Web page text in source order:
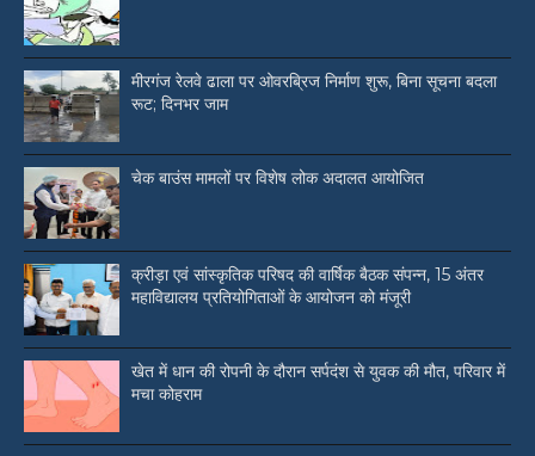
मीरगंज रेलवे ढाला पर ओवरब्रिज निर्माण शुरू, बिना सूचना बदला
रूट; दिनभर जाम
चेक बाउंस मामलों पर विशेष लोक अदालत आयोजित
क्रीड़ा एवं सांस्कृतिक परिषद की वार्षिक बैठक संपन्न, 15 अंतर
महाविद्यालय प्रतियोगिताओं के आयोजन को मंजूरी
खेत में धान की रोपनी के दौरान सर्पदंश से युवक की मौत, परिवार में
मचा कोहराम